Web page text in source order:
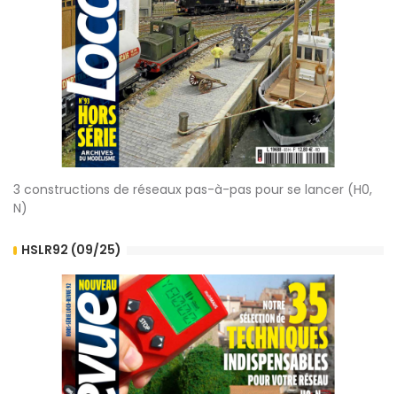
3 constructions de réseaux pas-à-pas pour se lancer (H0,
N)
HSLR92 (09/25)